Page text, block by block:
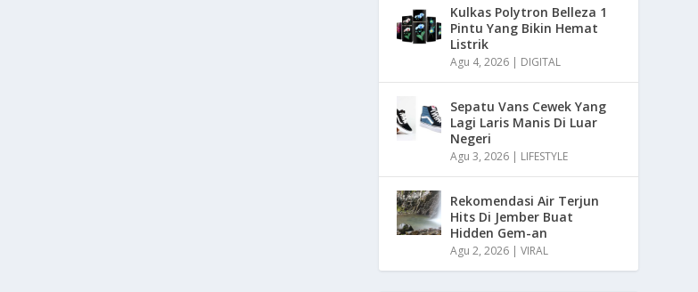
Kulkas Polytron Belleza 1
Pintu Yang Bikin Hemat
Listrik
Agu 4, 2026 | DIGITAL
Sepatu Vans Cewek Yang
Lagi Laris Manis Di Luar
Negeri
Agu 3, 2026 | LIFESTYLE
Rekomendasi Air Terjun
Hits Di Jember Buat
Hidden Gem-an
Agu 2, 2026 |VIRAL